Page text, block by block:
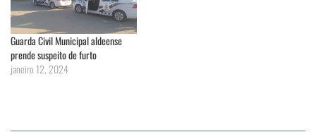
Guarda Civil Municipal aldeense
prende suspeito de furto
janeiro 12, 2024